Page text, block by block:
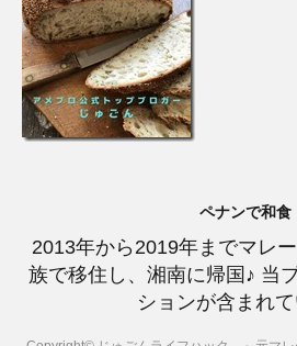
ペナンで和食
2013年から2019年までマレ
族で移住し、湘南に帰国♪ 当
ションが含まれ